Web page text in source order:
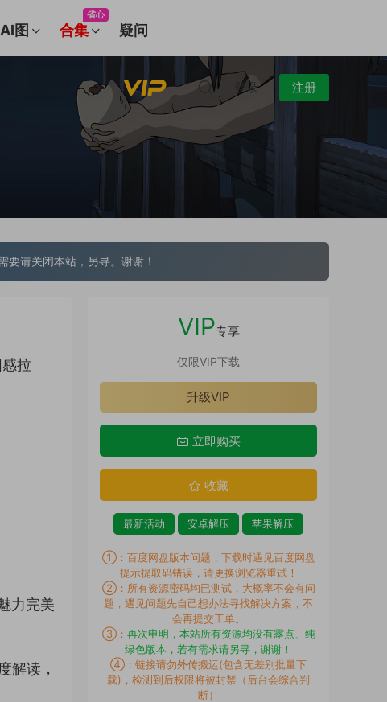
AI图 合集
省心
疑问
登录 注册
请关闭本站，另寻。谢谢！
拉
力完美
解读，
VIP专享
仅限VIP下载
升级VIP
立即购买
收藏
最新活动 安卓解压 苹果解压
①：百度网盘版本问题，下载时遇见百度网盘
提示提取码错误，请更换浏览器重试！
②：所有资源密码均已测试，大概率不会有问
题，遇见问题先自己想办法寻找解决方案，不
会再提交工单。
③： 再次申明，本站所有资源均没有露点、纯
绿色版本，若有需求请另寻，谢谢！
④：链接请勿外传搬运(包含无差别批量下
载)，检测到后权限将被封禁（后台会综合判
断）